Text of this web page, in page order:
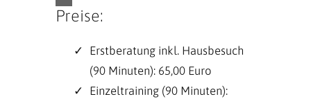
Preise:
Erstberatung inkl. Hausbesuch
(90 Minuten): 65,00 Euro
Einzeltraining (90 Minuten):